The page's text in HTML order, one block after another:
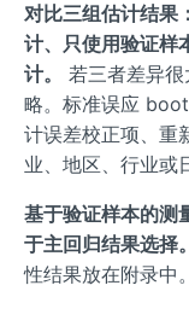
对比三组估计结
计、只使用验证样
计。
若三者差异
略。标准误应
计误差校正项、重
业、地区、行业或
基于验证样本的测
于主回归结果选择。
性结果放在附录中。